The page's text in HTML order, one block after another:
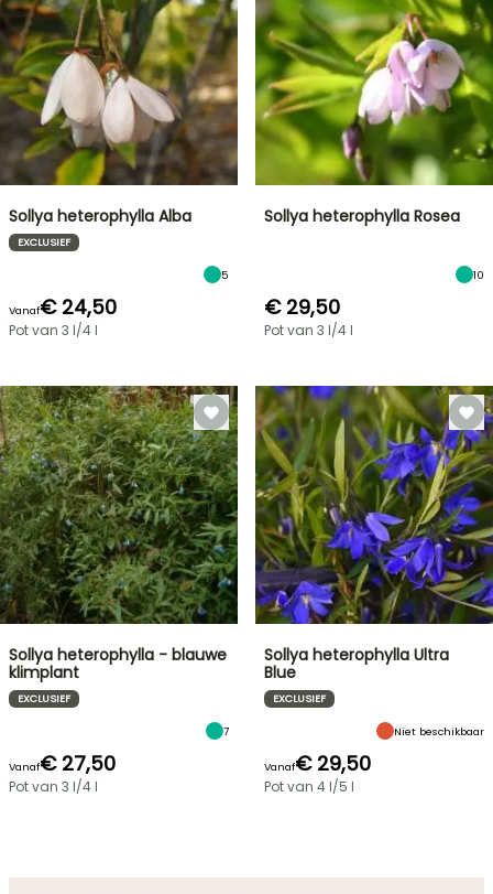
Sollya heterophylla Alba
EXCLUSIEF
5
Vanaf€ 24,50
Pot van 3 l/4 l
Sollya heterophylla Rosea
10
€ 29,50
Pot van 3 l/4 l
Sollya heterophylla - blauwe
klimplant
EXCLUSIEF
7
Vanaf€ 27,50
Pot van 3 l/4 l
Sollya heterophylla Ultra
Blue
EXCLUSIEF
Niet beschikbaar
Vanaf€ 29,50
Pot van 4 l/5 l